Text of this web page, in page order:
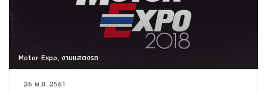
Motor Expo, งานแสดงรถ
26 พ.ย. 2561